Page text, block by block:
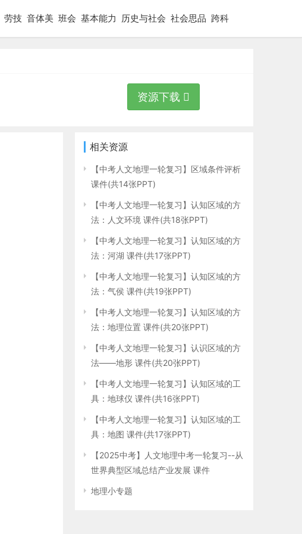
劳技 音体美 班会 基本能力 历史与社会 社会思品 跨科
资源下载
相关资源
【中考人文地理一轮复习】区域条件评析
课件(共14张PPT)
【中考人文地理一轮复习】认知区域的方
法：人文环境 课件(共18张PPT)
【中考人文地理一轮复习】认知区域的方
法：河湖 课件(共17张PPT)
【中考人文地理一轮复习】认知区域的方
法：气侯 课件(共19张PPT)
【中考人文地理一轮复习】认知区域的方
法：地理位置 课件(共20张PPT)
【中考人文地理一轮复习】认识区域的方
法——地形 课件(共20张PPT)
【中考人文地理一轮复习】认知区域的工
具：地球仪 课件(共16张PPT)
【中考人文地理一轮复习】认知区域的工
具：地图 课件(共17张PPT)
【2025中考】人文地理中考一轮复习--从
世界典型区域总结产业发展 课件
地理小专题